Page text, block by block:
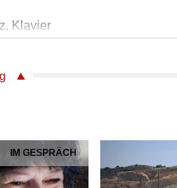
Klavier
Violine
Violoncello
(1833-1897)
Violoncello, Nr.3, c-Moll, op.60
IM GESPRÄCH